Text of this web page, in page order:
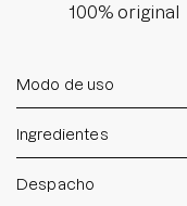
100% original
Modo de uso
Ingredientes
Despacho